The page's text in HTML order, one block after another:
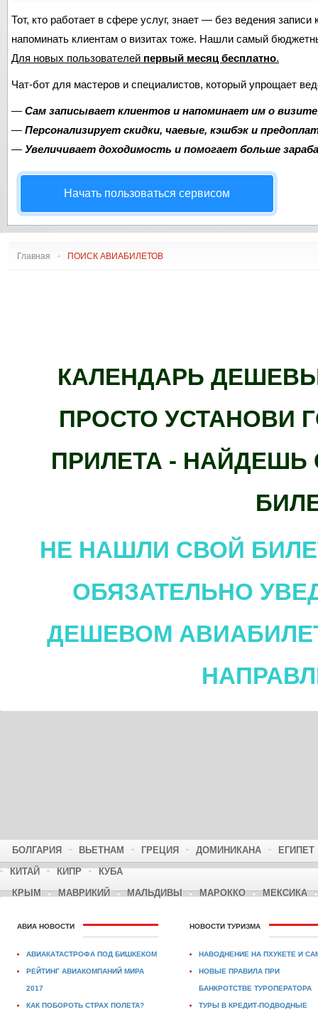
АЭРОПОРТЫ ВОСТОКА
АЭРОПОРТЫ АМЕРИКИ
РЕЙТИНГ АЭРОПОРТОВ
И ОКЕАНИИ
ЭМБРАЕР ERJ
ЭМБРАЕР E-JET
ИЛ
COMAC
ИРКУТ МС
Тот, кто работает в сфере услуг, знает — без ведения
напоминать клиентам о визитах тоже. Нашли самый
Для новых пользователей первый месяц бесплатно.
Чат-бот для мастеров и специалистов, который упрощает
— Сам записывает клиентов и напоминает им о
— Персонализирует скидки, чаевые, кэшбэк и
— Увеличивает доходимость и помогает больше
Начать пользоваться сервисом
Главная ПОИСК АВИАБИЛЕТОВ
КАЛЕНДАРЬ
ПРОСТО УСТАНОВИ
ПРИЛЕТА -
НЕ НАШЛИ СВОЙ
ОБЯЗАТЕЛЬНО
ДЕШЕВОМ
БОЛГАРИЯ ВЬЕТНАМ ГРЕЦИЯ ДОМИНИКАНА
ЕГИПЕТ
КИТАЙ
КИПР
КУБА
КРЫМ
МАВРИКИЙ МАЛЬДИВЫ МАРОККО МЕКСИКА
АВИА НОВОСТИ
АВИАКАТАСТРОФА ПОД БИШКЕКОМ
РЕЙТИНГ АВИАКОМПАНИЙ МИРА
2017
КАК ПОБОРОТЬ СТРАХ ПОЛЕТА?
НОВОСТИ ТУРИЗМА
НАВОДНЕНИЕ НА ПХУКЕТЕ И
НОВЫЕ ПРАВИЛА ПРИ
БАНКРОТСТВЕ ТУРОПЕРАТОРА
ТУРЫ В КРЕДИТ-ПОДВОДНЫЕ